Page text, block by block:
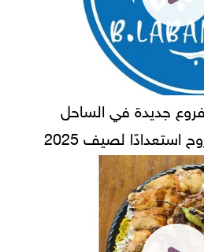
"بلبن" تعلن افتتاح 7 فروع جديدة في الساحل
لصيف 2025